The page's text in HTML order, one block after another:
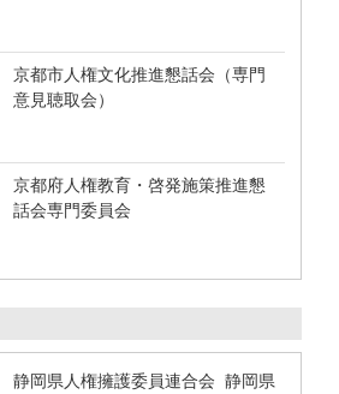
京都市人権文化推進懇話会（専門
意見聴取会）
京都府人権教育・啓発施策推進懇
話会専門委員会
静岡県人権擁護委員連合会 静岡県